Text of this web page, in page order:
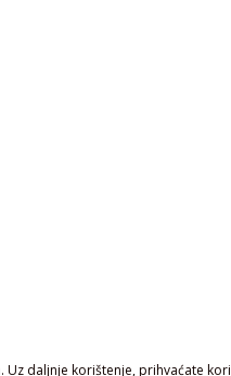
daljnje korištenje, prihvaćate